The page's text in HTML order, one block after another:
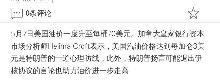
0条评论
5月7日美国油价一度升至每桶70美元。加拿大皇家银行资本
市场分析师Helima Croft表示，美国汽油价格达到每加仑3美
元是特朗普的一道心理防线，此外，特朗普扬言可能退出伊
核协议的言论也助力油价进一步走高